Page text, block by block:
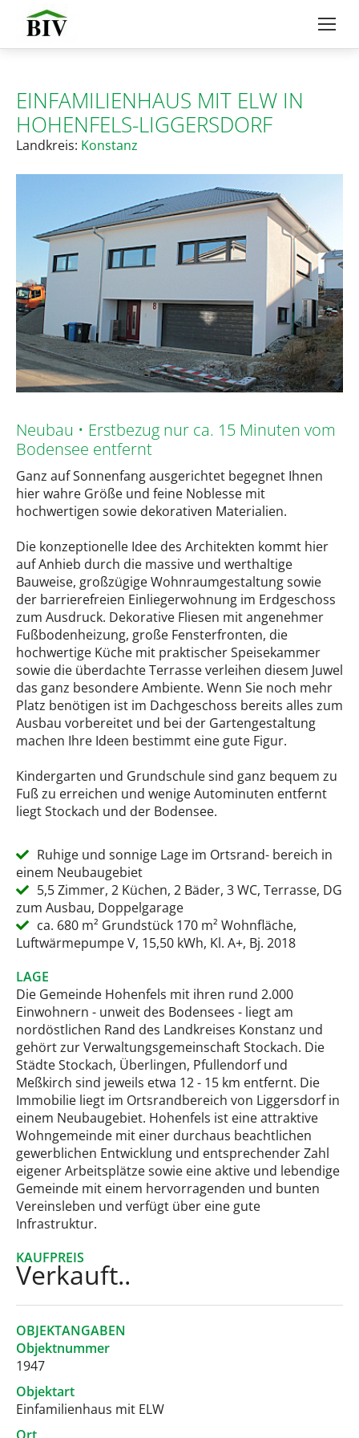
EINFAMILIENHAUS MIT ELW IN
HOHENFELS-LIGGERSDORF
Landkreis: Konstanz
Neubau • Erstbezug nur ca. 15 Minuten vom
Bodensee entfernt
Ganz auf Sonnenfang ausgerichtet begegnet Ihnen
hier wahre Größe und feine Noblesse mit
hochwertigen sowie dekorativen Materialien.
Die konzeptionelle Idee des Architekten kommt hier
auf Anhieb durch die massive und werthaltige
Bauweise, großzügige Wohnraumgestaltung sowie
der barrierefreien Einliegerwohnung im Erdgeschoss
zum Ausdruck. Dekorative Fliesen mit angenehmer
Fußbodenheizung, große Fensterfronten, die
hochwertige Küche mit praktischer Speisekammer
sowie die überdachte Terrasse verleihen diesem Juwel
das ganz besondere Ambiente. Wenn Sie noch mehr
Platz benötigen ist im Dachgeschoss bereits alles zum
Ausbau vorbereitet und bei der Gartengestaltung
machen Ihre Ideen bestimmt eine gute Figur.
Kindergarten und Grundschule sind ganz bequem zu
Fuß zu erreichen und wenige Autominuten entfernt
liegt Stockach und der Bodensee.
Ruhige und sonnige Lage im Ortsrand- bereich in
einem Neubaugebiet
5,5 Zimmer, 2 Küchen, 2 Bäder, 3 WC, Terrasse, DG
zum Ausbau, Doppelgarage
ca. 680 m² Grundstück 170 m² Wohnfläche,
Luftwärmepumpe V, 15,50 kWh, Kl. A+, Bj. 2018
LAGE
Die Gemeinde Hohenfels mit ihren rund 2.000
Einwohnern - unweit des Bodensees - liegt am
nordöstlichen Rand des Landkreises Konstanz und
gehört zur Verwaltungsgemeinschaft Stockach. Die
Städte Stockach, Überlingen, Pfullendorf und
Meßkirch sind jeweils etwa 12 - 15 km entfernt. Die
Immobilie liegt im Ortsrandbereich von Liggersdorf in
einem Neubaugebiet. Hohenfels ist eine attraktive
Wohngemeinde mit einer durchaus beachtlichen
gewerblichen Entwicklung und entsprechender Zahl
eigener Arbeitsplätze sowie eine aktive und lebendige
Gemeinde mit einem hervorragenden und bunten
Vereinsleben und verfügt über eine gute
Infrastruktur.
KAUFPREIS
Verkauft..
OBJEKTANGABEN
Objektnummer
1947
Objektart
Einfamilienhaus mit ELW